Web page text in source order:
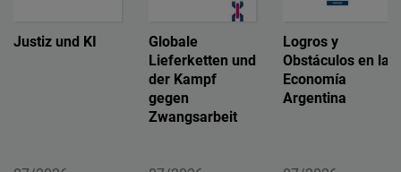
Justiz und KI
Globale
Lieferketten und
der Kampf
gegen
Zwangsarbeit
Logros y
Obstáculos en la
Economía
Argentina
Podigee